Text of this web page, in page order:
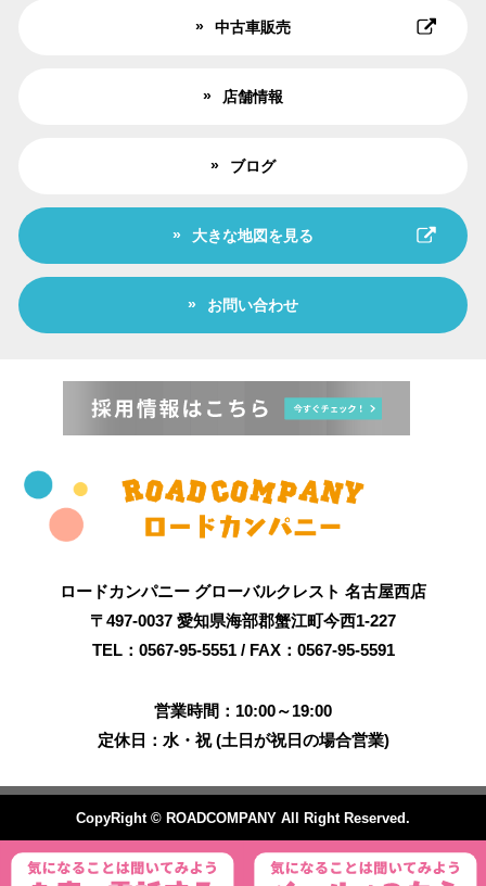
中古車販売
店舗情報
ブログ
大きな地図を見る
お問い合わせ
ロードカンパニー グローバルクレスト 名古屋西店
〒497-0037 愛知県海部郡蟹江町今西1-227
TEL：0567-95-5551 / FAX：0567-95-5591
営業時間：10:00～19:00
定休日：水・祝 (土日が祝日の場合営業)
CopyRight © ROADCOMPANY All Right Reserved.